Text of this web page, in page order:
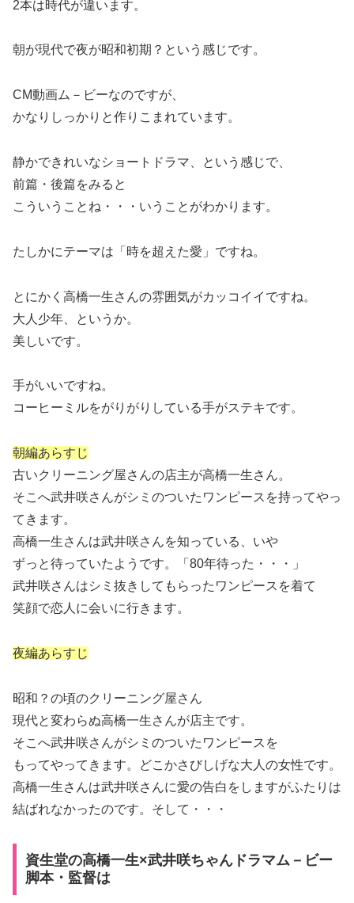
2本は時代が違います。
朝が現代で夜が昭和初期？という感じです。
CM動画ム－ビーなのですが、
かなりしっかりと作りこまれています。
静かできれいなショートドラマ、という感じで、
前篇・後篇をみると
こういうことね・・・いうことがわかります。
たしかにテーマは「時を超えた愛」ですね。
とにかく高橋一生さんの雰囲気がカッコイイですね。
大人少年、というか。
美しいです。
手がいいですね。
コーヒーミルをがりがりしている手がステキです。
朝編あらすじ
古いクリーニング屋さんの店主が高橋一生さん。
そこへ武井咲さんがシミのついたワンピースを持ってやっ
てきます。
高橋一生さんは武井咲さんを知っている、いや
ずっと待っていたようです。「80年待った・・・」
武井咲さんはシミ抜きしてもらったワンピースを着て
笑顔で恋人に会いに行きます。
夜編あらすじ
昭和？の頃のクリーニング屋さん
現代と変わらぬ高橋一生さんが店主です。
そこへ武井咲さんがシミのついたワンピースを
もってやってきます。どこかさびしげな大人の女性です。
高橋一生さんは武井咲さんに愛の告白をしますがふたりは
結ばれなかったのです。そして・・・
資生堂の高橋一生×武井咲ちゃんドラマム－ビー
脚本・監督は